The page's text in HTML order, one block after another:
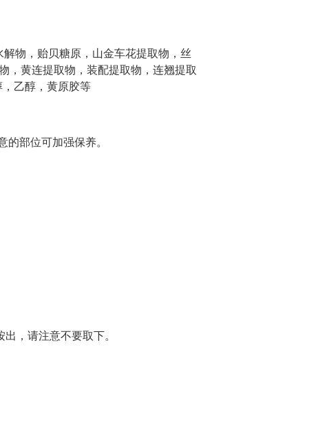
物，贻贝糖原，山金车花提取物，丝
，黄连提取物，装配提取物，连翘提取
乙醇，黄原胶等
部位可加强保养。
，请注意不要取下。